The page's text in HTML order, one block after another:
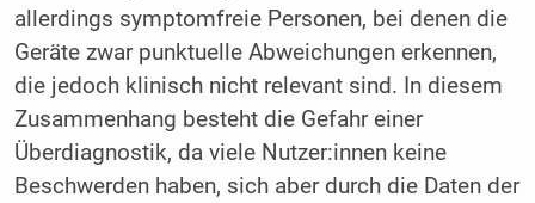
allerdings symptomfreie Personen, bei denen die
Geräte zwar punktuelle Abweichungen erkennen,
die jedoch klinisch nicht relevant sind. In diesem
Zusammenhang besteht die Gefahr einer
Überdiagnostik, da viele Nutzer:innen keine
Beschwerden haben, sich aber durch die Daten der